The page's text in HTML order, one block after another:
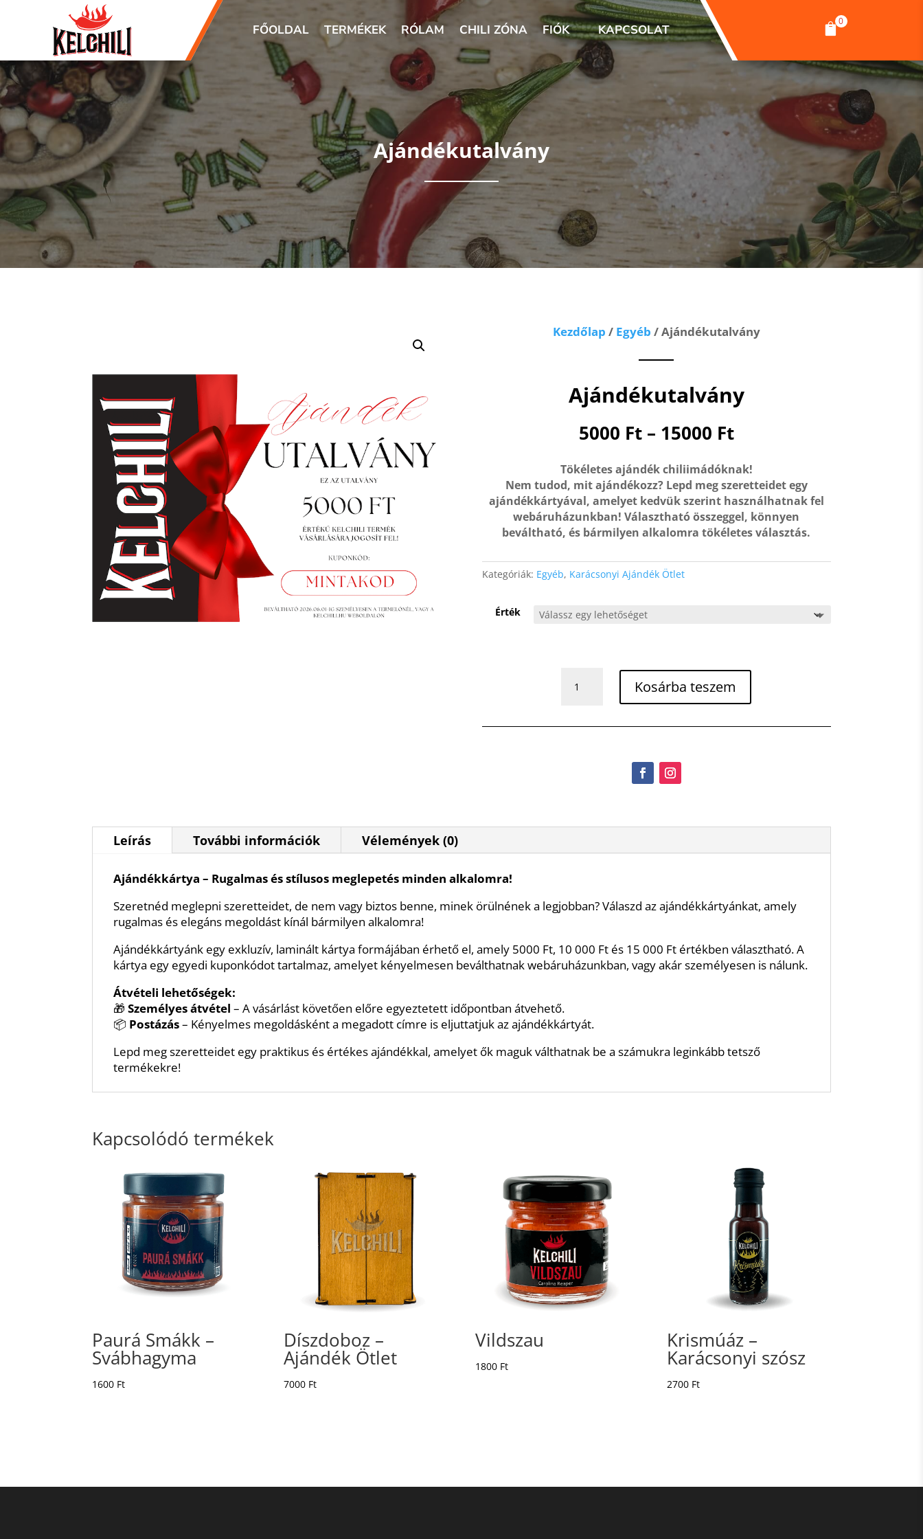
FŐOLDAL TERMÉKEK RÓLAM CHILI ZÓNA FIÓK KAPCSOLAT
0

Ajándékutalvány
Kezdőlap / Egyéb / Ajándékutalvány
Ajándékutalvány
5000 Ft – 15000 FtÁrtartomány:
5000 Ft
-
15000 Ft
Tökéletes ajándék chiliimádóknak!
Nem tudod, mit ajándékozz? Lepd meg szeretteidet egy
ajándékkártyával, amelyet kedvük szerint használhatnak fel
webáruházunkban! Választható összeggel, könnyen
beváltható, és bármilyen alkalomra tökéletes választás.
Kategóriák: Egyéb, Karácsonyi Ajándék Ötlet
Érték
Ajándékutalvány
mennyiség
Kosárba teszem
Leírás További információk Vélemények (0)
Ajándékkártya – Rugalmas és stílusos meglepetés minden alkalomra!
Szeretnéd meglepni szeretteidet, de nem vagy biztos benne, minek örülnének a legjobban? Válaszd az ajándékkártyánkat, amely
rugalmas és elegáns megoldást kínál bármilyen alkalomra!
Ajándékkártyánk egy exkluzív, laminált kártya formájában érhető el, amely 5000 Ft, 10 000 Ft és 15 000 Ft értékben választható. A
kártya egy egyedi kuponkódot tartalmaz, amelyet kényelmesen beválthatnak webáruházunkban, vagy akár személyesen is nálunk.
Átvételi lehetőségek:
🎁Személyes átvétel – A vásárlást követően előre egyeztetett időpontban átvehető.
📦 Postázás– Kényelmes megoldásként a megadott címre is eljuttatjuk az ajándékkártyát.
Lepd meg szeretteidet egy praktikus és értékes ajándékkal, amelyet ők maguk válthatnak be a számukra leginkább tetsző
termékekre!
Kapcsolódó termékek
Paurá Smákk –
Svábhagyma
1600 Ft
Díszdoboz –
Ajándék Ötlet
7000 Ft
Vildszau
1800 Ft
Krismúáz –
Karácsonyi szósz
2700 Ft